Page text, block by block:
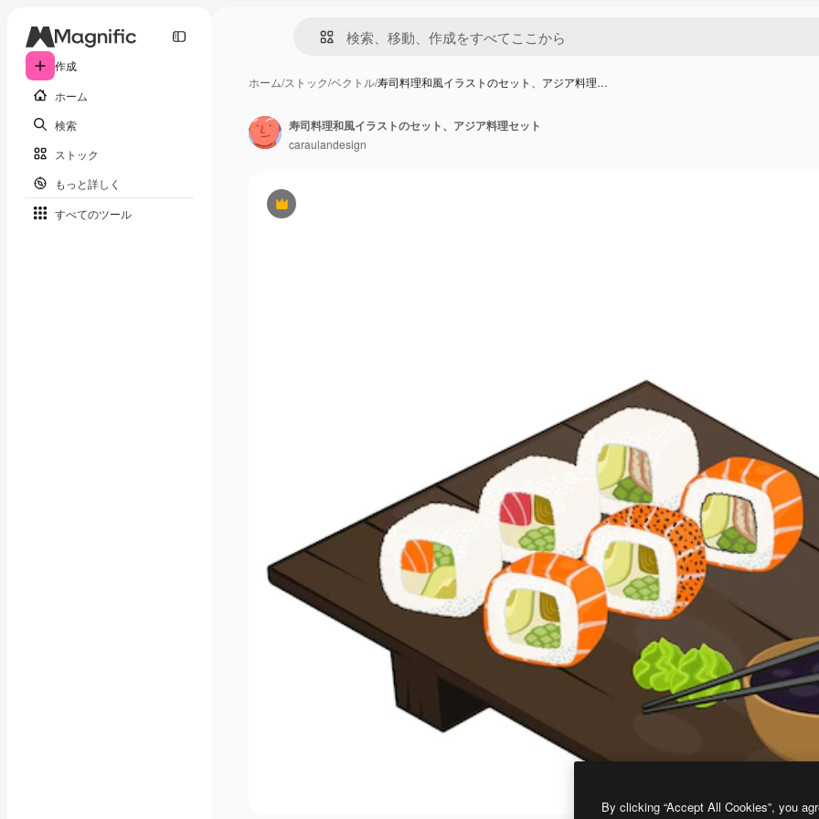
作成
ホーム
検索
ストック
もっと詳しく
すべてのツール
ホーム/ストック/ベクトル/寿司料理和風イラストのセット、アジア料理…
Premium
寿司料理和風イラストのセット、アジア料理セット
caraulandesign
By clicking “Accept All Cookies”, you